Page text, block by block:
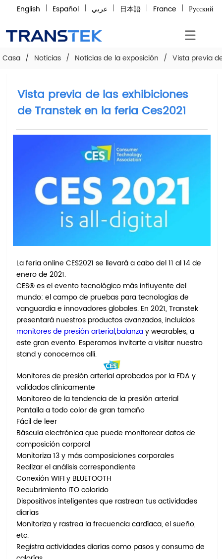
English Español عربي 日本語 France Русский
Casa / Noticias / Noticias de la exposición / Vista previa
Vista previa de las exhibiciones
de Transtek en la feria Ces2021
La feria online CES2021 se llevará a cabo del 11 al 14 de
enero de 2021.
CES® es el evento tecnológico más influyente del
mundo: el campo de pruebas para tecnologías de
vanguardia e innovadores globales. En 2021, Transtek
presentará nuestros productos avanzados, incluidos
monitores de presión arterial,balanzay wearables, a
este gran evento. Esperamos invitarte a visitar nuestro
stand y conocernos allí.
Monitores de presión arterial aprobados por la FDA y
validados clínicamente
Monitoreo de la tendencia de la presión arterial
Pantalla a todo color de gran tamaño
Fácil de leer
Báscula electrónica que puede monitorear datos de
composición corporal
Monitoriza 13 y más composiciones corporales
Realizar el análisis correspondiente
Conexión WIFI y BLUETOOTH
Recubrimiento ITO colorido
Dispositivos inteligentes que rastrean tus actividades
diarias
Monitoriza y rastrea la frecuencia cardíaca, el sueño,
etc.
Registra actividades diarias como pasos y consumo de